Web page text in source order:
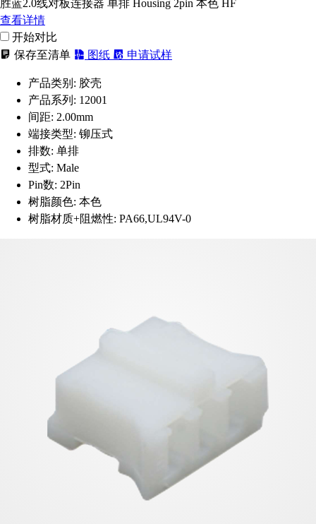
胜蓝2.0线对板连接器 单排 Housing 2pin 本色 HF
查看详情
开始对比
保存至清单
图纸 申请试样
产品类别: 胶壳
产品系列: 12001
间距: 2.00mm
端接类型: 铆压式
排数: 单排
型式: Male
Pin数: 2Pin
树脂颜色: 本色
树脂材质+阻燃性: PA66,UL94V-0